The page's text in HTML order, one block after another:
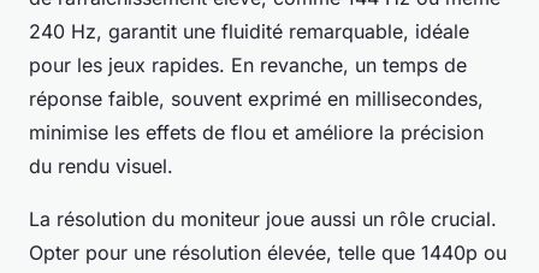
240 Hz, garantit une fluidité remarquable, idéale
pour les jeux rapides. En revanche, un temps de
réponse faible, souvent exprimé en millisecondes,
minimise les effets de flou et améliore la précision
du rendu visuel.
La résolution du moniteur joue aussi un rôle crucial.
Opter pour une résolution élevée, telle que 1440p ou